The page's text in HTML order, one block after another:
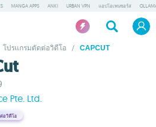
MANGA APPS ANKI URBAN VPN แอปโอเพนซอร์ส
โปรแกรมตัดต่อวิดีโอ / CAPCUT
Pte. Ltd.
อวิดีโอ